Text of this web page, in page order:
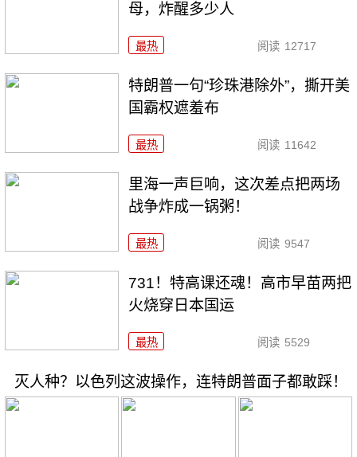
母，炸醒多少人
最热 阅读 12717
特朗普一句“珍珠港除外”，撕开美
国霸权遮羞布
最热 阅读 11642
里海一声巨响，这次差点把两场
战争炸成一锅粥！
最热 阅读 9547
731！特高课还魂！高市早苗两把
火烧穿日本国运
最热 阅读 5529
灭人种？以色列这波操作，连特朗普面子都敢踩！